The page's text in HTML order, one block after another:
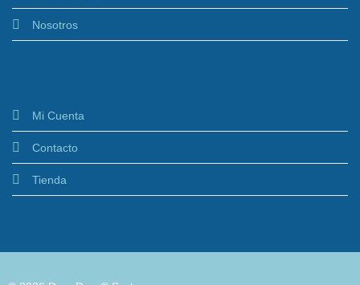
Nosotros
Mi Cuenta
Contacto
Tienda